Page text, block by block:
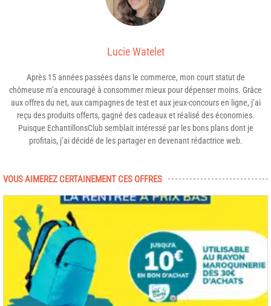
Lucie Watelet
Après 15 années passées dans le commerce, mon court statut de
chômeuse m’a encouragé à consommer mieux pour dépenser moins. Grâce
aux offres du net, aux campagnes de test et aux jeux-concours en ligne, j’ai
reçu des produits offerts, gagné des cadeaux et réalisé des économies.
Puisque EchantillonsClub semblait intéressé par les bons plans dont je
profitais, j’ai décidé de les partager en devenant rédactrice web.
VOUS AIMEREZ CERTAINEMENT CES OFFRES